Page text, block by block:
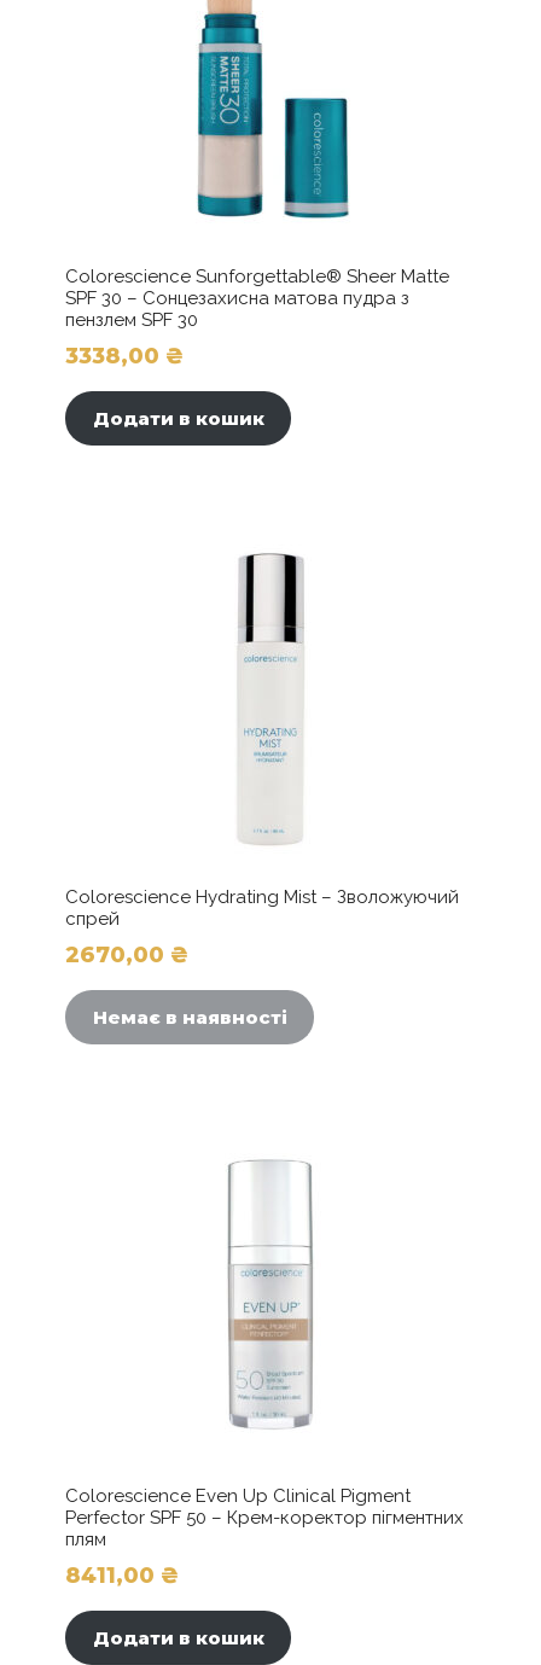
Colorescience Sunforgettable® Sheer Matte
SPF 30 – Сонцезахисна матова пудра з
пензлем SPF 30
3338,00 ₴
Додати в кошик
Colorescience Hydrating Mist – Зволожуючий
спрей
2670,00 ₴
Немає в наявності
Colorescience Even Up Clinical Pigment
Perfector SPF 50 – Крем-коректор пігментних
плям
8411,00 ₴
Додати в кошик